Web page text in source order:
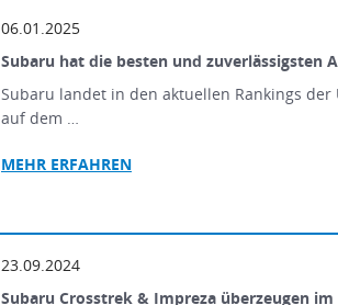
06.01.2025
Subaru hat die besten und zuverlässigsten
Subaru landet in den aktuellen Rankings der
auf dem …
MEHR ERFAHREN
23.09.2024
Subaru Crosstrek & Impreza überzeugen